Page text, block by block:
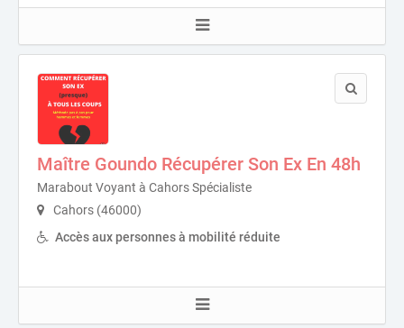
Maître Goundo Récupérer Son Ex En 48h
Marabout Voyant à Cahors Spécialiste
Cahors (46000)
Accès aux personnes à mobilité réduite